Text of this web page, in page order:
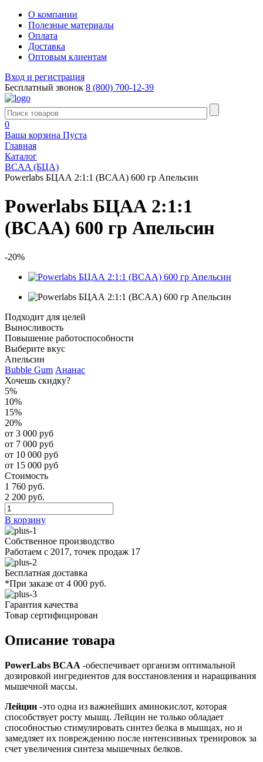
О компании
Полезные материалы
Оплата
Доставка
Оптовым клиентам
Вход и регистрация
Бесплатный звонок 8 (800) 700-12-39
0
Ваша корзина Пуста
Главная
Каталог
BCAA (БЦА)
Powerlabs БЦАА 2:1:1 (BCAA) 600 гр Апельсин
Powerlabs БЦАА 2:1:1
(BCAA) 600 гр Апельсин
-20%
Подходит для целей
Выносливость
Повышение работоспособности
Выберите вкус
Апельсин
Bubble Gum Ананас
Хочешь скидку?
5%
10%
15%
20%
от 3 000 руб
от 7 000 руб
от 10 000 руб
от 15 000 руб
Стоимость
1 760 руб.
2 200 руб.
В корзину
Собственное производство
Работаем с 2017, точек продаж 17
Бесплатная доставка
*При заказе от 4 000 руб.
Гарантия качества
Товар сертифицирован
Описание товара
PowerLabs BCAA -обеспечивает организм оптимальной
дозировкой ингредиентов для восстановления и наращивания
мышечной массы.
Лейцин -это одна из важнейших аминокислот, которая
способствует росту мышц. Лейцин не только обладает
способностью стимулировать синтез белка в мышцах, но и
замедляет их повреждению после интенсивных тренировок за
счет увеличения синтеза мышечных белков.